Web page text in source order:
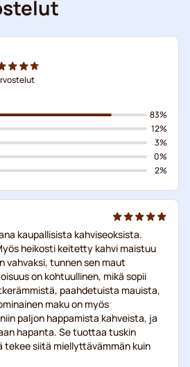
83%
12%
3%
0%
2%
kaupallisista kahviseoksista.
heikosti keitetty kahvi maistuu
vahvaksi, tunnen sen maut
on kohtuullinen, mikä sopii
paahdetuista mauista,
maku on myös
paljon happamista kahveista, ja
hapanta. Se tuottaa tuskin
tekee siitä miellyttävämmän kuin